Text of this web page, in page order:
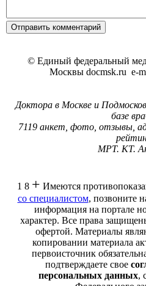
© Единый федеральный
Москвы docmsk.ru e-
Доктора в Москве и
базе
7119 анкет, фото, отзывы,
МРТ. КТ.
1 8 + Имеются
со специалистом, позвоните
информация на портале
характер. Все права
офертой. Материалы
копировании материала
первоисточник
подтверждаете свое
персональных данных,